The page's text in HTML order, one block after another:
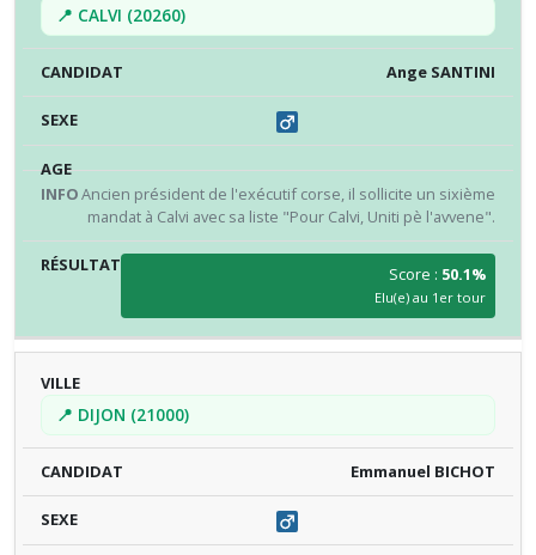
📍 CALVI (20260)
Ange SANTINI
Ancien président de l'exécutif corse, il sollicite un sixième
mandat à Calvi avec sa liste "Pour Calvi, Uniti pè l'avvene".
Score : 50.1%
Elu(e) au 1er tour
📍 DIJON (21000)
Emmanuel BICHOT